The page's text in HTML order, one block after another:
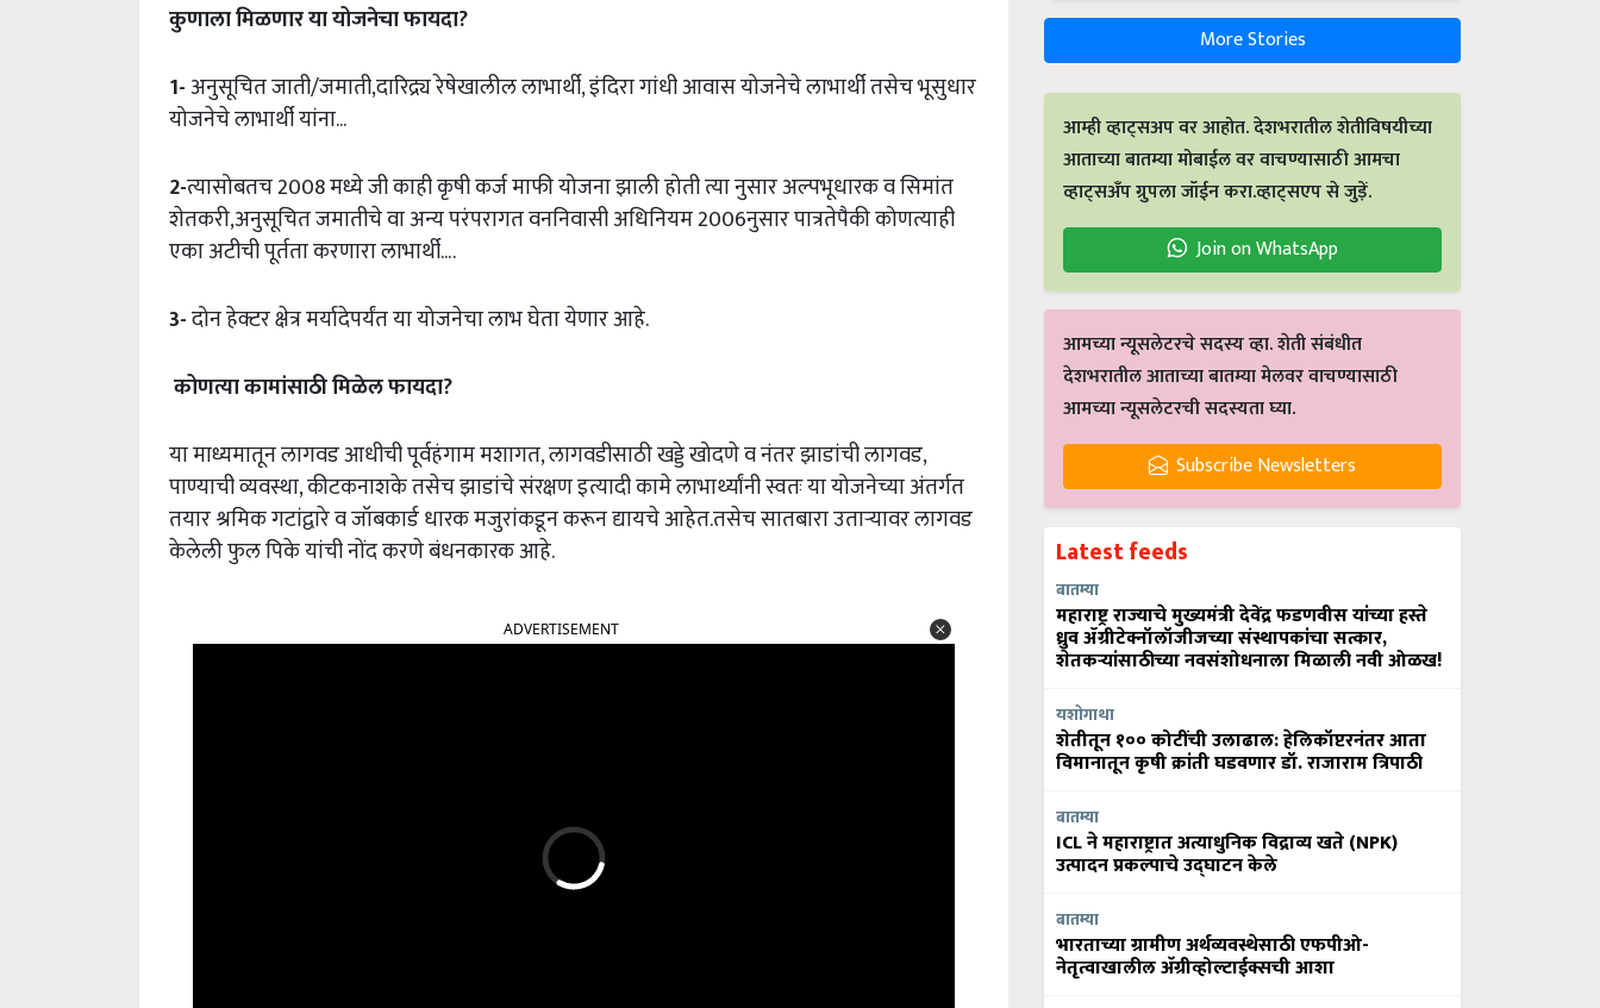
कुणालामिळणारयायोजनेचाफायदा?
1-अनुसूचित जाती/जमाती,दारिद्र्य रेषेखालील लाभार्थी, इंदिरा गांधी आवास योजनेचे लाभार्थी तसेच भूसुधार
योजनेचे लाभार्थी यांना…
2-त्यासोबतच 2008 मध्ये जी काही कृषी कर्ज माफी योजना झाली होती त्या नुसार अल्पभूधारक व सिमांत
शेतकरी,अनुसूचित जमातीचे वा अन्य परंपरागत वननिवासी अधिनियम 2006नुसार पात्रतेपैकी कोणत्याही
एका अटीची पूर्तता करणारा लाभार्थी….
3-दोन हेक्टर क्षेत्र मर्यादेपर्यंत या योजनेचा लाभ घेता येणार आहे.
कोणत्याकामांसाठीमिळेलफायदा?
या माध्यमातून लागवड आधीची पूर्वहंगाम मशागत, लागवडीसाठी खड्डे खोदणे व नंतर झाडांची लागवड,
पाण्याची व्यवस्था, कीटकनाशके तसेच झाडांचे संरक्षण इत्यादी कामे लाभार्थ्यांनी स्वतः या योजनेच्या अंतर्गत
तयार श्रमिक गटांद्वारे व जॉबकार्ड धारक मजुरांकडून करून द्यायचे आहेत.तसेच सातबारा उताऱ्यावर लागवड
केलेली फुल पिके यांची नोंद करणे बंधनकारक आहे.
More Stories
आम्ही व्हाट्सअप वर आहोत. देशभरातील शेतीविषयीच्या
आताच्या बातम्या मोबाईल वर वाचण्यासाठी आमचा
व्हाट्सअँप ग्रुपला जॉईन करा.व्हाट्सएप से जुड़ें.
Join on WhatsApp
आमच्या न्यूसलेटरचे सदस्य व्हा. शेती संबंधीत
देशभरातील आताच्या बातम्या मेलवर वाचण्यासाठी
आमच्या न्यूसलेटरची सदस्यता घ्या.
Subscribe Newsletters
Latest feeds
बातम्या
महाराष्ट्र राज्याचे मुख्यमंत्री देवेंद्र फडणवीस यांच्या हस्ते
ध्रुव ॲग्रीटेक्नॉलॉजीजच्या संस्थापकांचा सत्कार,
शेतकऱ्यांसाठीच्या नवसंशोधनाला मिळाली नवी ओळख!
यशोगाथा
शेतीतून १०० कोटींची उलाढाल: हेलिकॉप्टरनंतर आता
विमानातून कृषी क्रांती घडवणार डॉ. राजाराम त्रिपाठी
बातम्या
ICL ने महाराष्ट्रात अत्याधुनिक विद्राव्य खते (NPK)
उत्पादन प्रकल्पाचे उद्घाटन केले
बातम्या
भारताच्या ग्रामीण अर्थव्यवस्थेसाठी एफपीओ-
नेतृत्वाखालील अ‍ॅग्रीव्होल्टाईक्सची आशा